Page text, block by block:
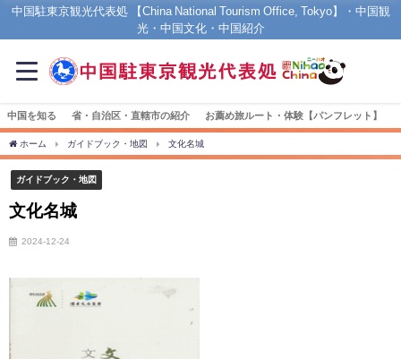
中国駐東京観光代表処 【China National Tourism Office, Tokyo】・中国観
光・中国文化・中国紹介
中国を知る 省・自治区・直轄市の紹介 お薦め旅ルート・体験【パンフレット】
ホーム ガイドブック・地図 文化名城
ガイドブック・地図
文化名城
2024-12-24